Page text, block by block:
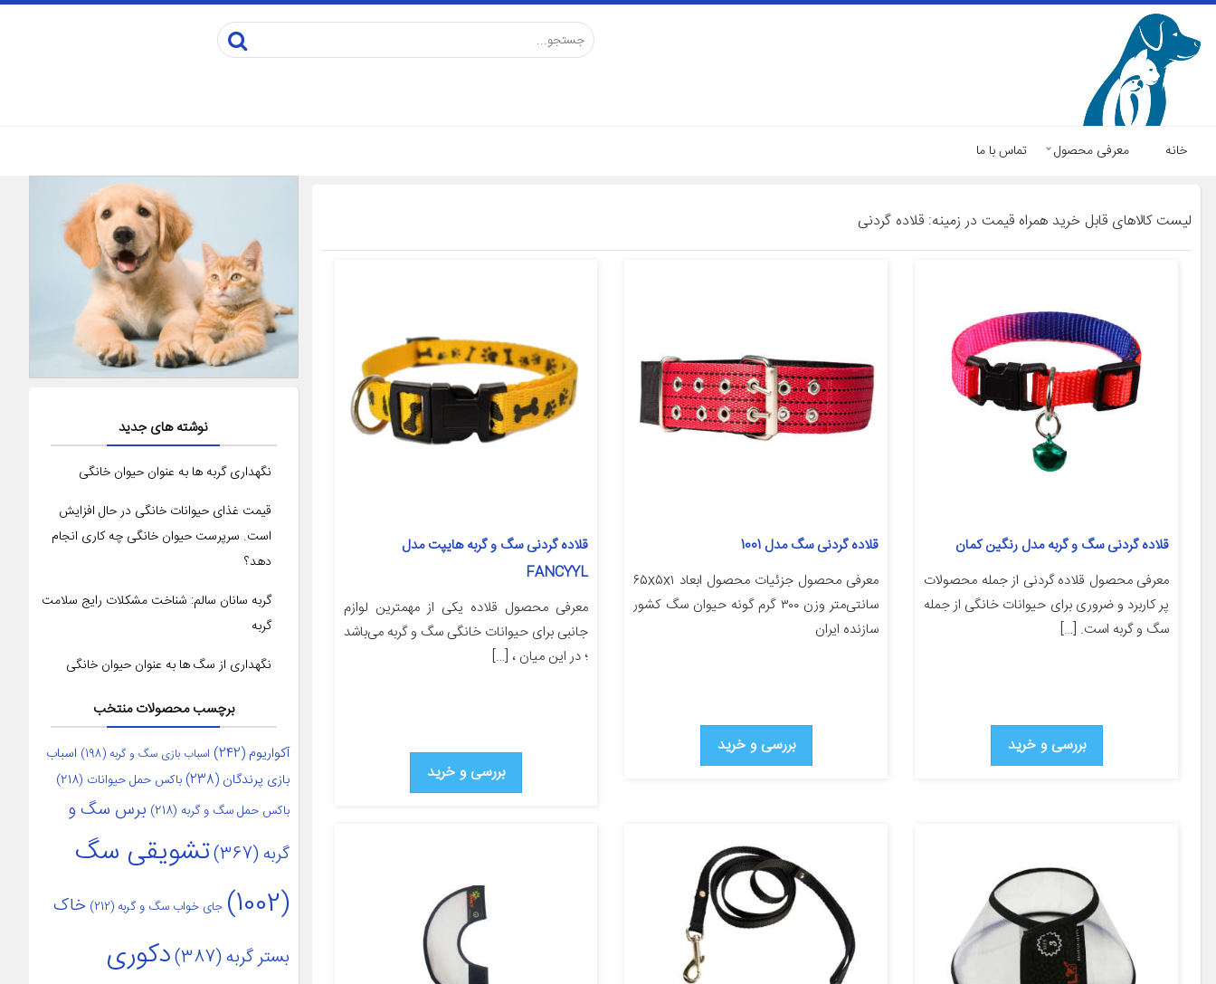
خانه معرفی محصول تماس با ما
لیست کالاهای قابل خرید همراه قیمت در زمینه: قلاده گردنی
قلاده گردنی سگ و گربه مدل رنگین کمان
معرفی محصول قلاده گردنی از جمله محصولات
پر کاربرد و ضروری برای حیوانات خانگی از جمله
سگ و گربه است. […]
بررسی و خرید
قلاده گردنی سگ مدل 1001
معرفی محصول جزئیات محصول ابعاد ۶۵x۵x۱
سانتی‌متر وزن ۳۰۰ گرم گونه حیوان سگ کشور
سازنده ایران
بررسی و خرید
قلاده گردنی سگ و گربه هایپت مدل
FANCYYL
معرفی محصول قلاده یکی از مهمترین لوازم
جانبی برای حیوانات خانگی سگ و گربه می‌باشد
؛ در این میان ، […]
بررسی و خرید
نوشته های جدید
نگهداری گربه ها به عنوان حیوان خانگی
قیمت غذای حیوانات خانگی در حال افزایش
است. سرپرست حیوان خانگی چه کاری انجام
دهد؟
گربه سانان سالم: شناخت مشکلات رایج سلامت
گربه
نگهداری از سگ ها به عنوان حیوان خانگی
برچسب محصولات منتخب
آکواریوم (242) اسباب بازی سگ و گربه(198)
اسباب
بازی پرندگان (238) باکس حمل حیوانات (218)
باکس حمل سگ و گربه (218)
برس سگ و
گربه(367)
تشویقی سگ
(1002)
جای خواب سگ و گربه (212)
خاک
بستر گربه(387)
دکوری